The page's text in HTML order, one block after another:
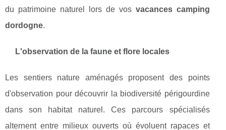
du patrimoine naturel lors de vos vacances camping
dordogne.
L'observation de la faune et flore locales
Les sentiers nature aménagés proposent des points
d'observation pour découvrir la biodiversité périgourdine
dans son habitat naturel. Ces parcours spécialisés
alternent entre milieux ouverts où évoluent rapaces et